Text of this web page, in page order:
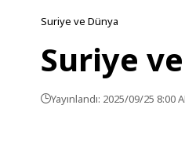
Suriye ve Dünya
Suriye
Yayınlandı: 2025/09/25 8:00